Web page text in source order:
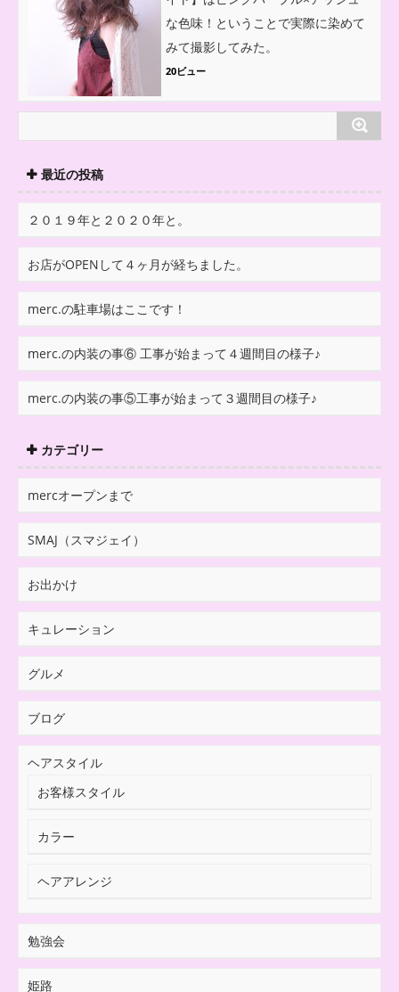
な色味！ということで実際に染めて
みて撮影してみた。
20ビュー
最近の投稿
２０１９年と２０２０年と。
お店がOPENして４ヶ月が経ちました。
merc.の駐車場はここです！
merc.の内装の事⑥ 工事が始まって４週間目の様子♪
merc.の内装の事⑤工事が始まって３週間目の様子♪
カテゴリー
mercオープンまで
SMAJ（スマジェイ）
お出かけ
キュレーション
グルメ
ブログ
ヘアスタイル
お客様スタイル
カラー
ヘアアレンジ
勉強会
姫路